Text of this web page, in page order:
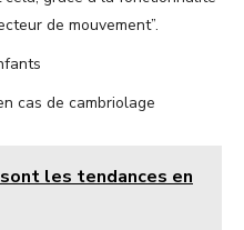
de mouvement”.
cas de cambriolage
les tendances en